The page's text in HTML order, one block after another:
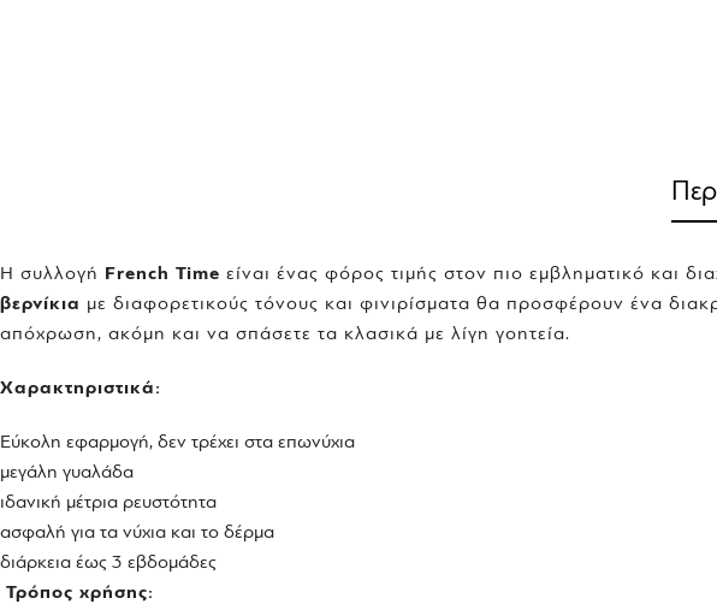
Η συλλογή French Time είναι ένας φόρος τιμής στον πιο εμβληματικό και
βερνίκια με διαφορετικούς τόνους και φινιρίσματα θα προσφέρουν ένα
απόχρωση, ακόμη και να σπάσετε τα κλασικά με λίγη γοητεία.
Χαρακτηριστικά:
Εύκολη εφαρμογή, δεν τρέχει στα επωνύχια
μεγάλη γυαλάδα
ιδανική μέτρια ρευστότητα
ασφαλή για τα νύχια και το δέρμα
διάρκεια έως 3 εβδομάδες
Τρόπος χρήσης: